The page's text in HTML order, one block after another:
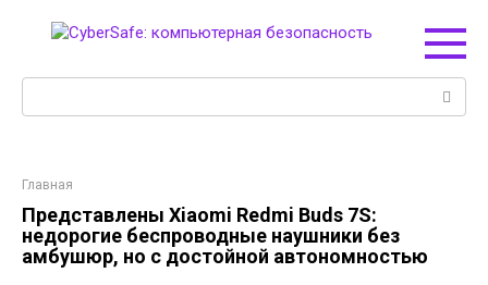
Главная
Представлены Xiaomi Redmi Buds 7S:
недорогие беспроводные наушники без
амбушюр, но с достойной автономностью